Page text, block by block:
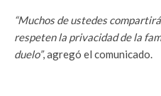
“Muchos de ustedes
respeten la privacidad de la
duelo”, agregó el comunicado.